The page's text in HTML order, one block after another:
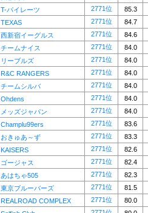
T-パイレーツ 2771位
85.3
TEXAS 2771位
84.7
西新宿イーグルス 2771位
84.6
チームナイス 2771位
84.0
リーブルズ 2771位
84.0
R&C RANGERS 2771位
84.0
チームシルバ 2771位
84.0
Ohdens 2771位
84.0
メッズジャパン 2771位
84.0
Champlu99ers 2771位
83.6
おきゅあ～ず 2771位
83.3
KAISERS 2771位
82.6
ゴージャス 2771位
82.4
あはちゃ505 2771位
82.3
東京ブルーバーズ 2771位
81.5
REALROAD COMPLEX 2771位
80.0